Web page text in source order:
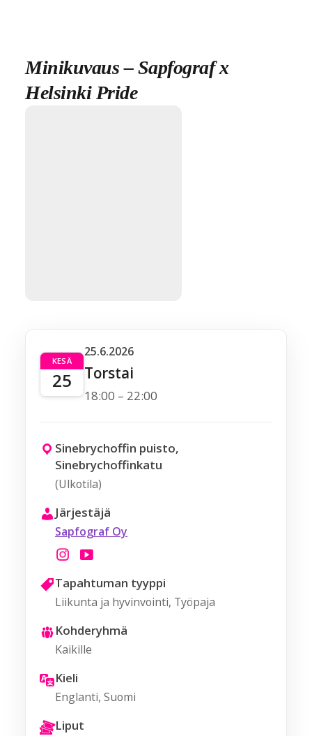
Minikuvaus – Sapfograf x
Helsinki Pride
KESÄ
25
25.6.2026
Torstai
18:00 – 22:00
Sinebrychoffin puisto,
Sinebrychoffinkatu
(Ulkotila)
Järjestäjä
Sapfograf Oy
Tapahtuman tyyppi
Liikunta ja hyvinvointi, Työpaja
Kohderyhmä
Kaikille
Kieli
Englanti, Suomi
Liput